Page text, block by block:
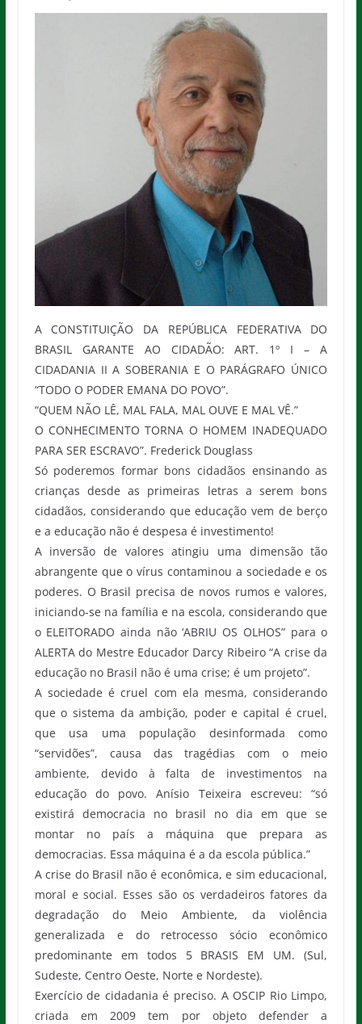
A CONSTITUIÇÃO DA REPÚBLICA FEDERATIVA DO
BRASIL GARANTE AO CIDADÃO: ART. 1º I – A
CIDADANIA II A SOBERANIA E O PARÁGRAFO ÚNICO
“TODO O PODER EMANA DO POVO”.
“QUEM NÃO LÊ, MAL FALA, MAL OUVE E MAL VÊ.”
O CONHECIMENTO TORNA O HOMEM INADEQUADO
PARA SER ESCRAVO”. Frederick Douglass
Só poderemos formar bons cidadãos ensinando as
crianças desde as primeiras letras a serem bons
cidadãos, considerando que educação vem de berço
e a educação não é despesa é investimento!
A inversão de valores atingiu uma dimensão tão
abrangente que o vírus contaminou a sociedade e os
poderes. O Brasil precisa de novos rumos e valores,
iniciando-se na família e na escola, considerando que
o ELEITORADO ainda não ‘ABRIU OS OLHOS” para o
ALERTA do Mestre Educador Darcy Ribeiro “A crise da
educação no Brasil não é uma crise; é um projeto”.
A sociedade é cruel com ela mesma, considerando
que o sistema da ambição, poder e capital é cruel,
que usa uma população desinformada como
“servidões”, causa das tragédias com o meio
ambiente, devido à falta de investimentos na
educação do povo. Anísio Teixeira escreveu: “só
existirá democracia no brasil no dia em que se
montar no país a máquina que prepara as
democracias. Essa máquina é a da escola pública.”
A crise do Brasil não é econômica, e sim educacional,
moral e social. Esses são os verdadeiros fatores da
degradação do Meio Ambiente, da violência
generalizada e do retrocesso sócio econômico
predominante em todos 5 BRASIS EM UM. (Sul,
Sudeste, Centro Oeste, Norte e Nordeste).
Exercício de cidadania é preciso. A OSCIP Rio Limpo,
criada em 2009 tem por objeto defender a